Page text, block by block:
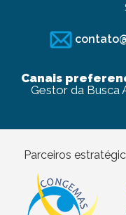
Canais
Gestor da Busca
Parceiros